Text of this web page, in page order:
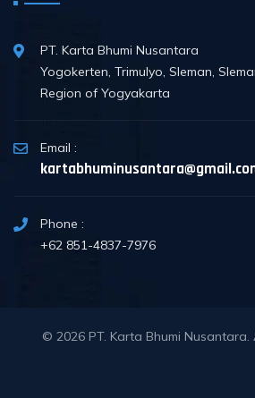
PT. Karta Bhumi Nusantara
Yogokerten, Trimulyo, Sleman,
Region of Yogyakarta
Email :
Phone :
+62 851-4837-7976
© 2026 PT. Karta Bhumi Nusantara.